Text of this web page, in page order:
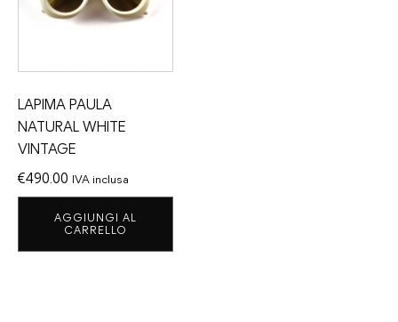
LAPIMA PAULA
NATURAL WHITE
VINTAGE
€490.00 IVA inclusa
AGGIUNGI AL
CARRELLO